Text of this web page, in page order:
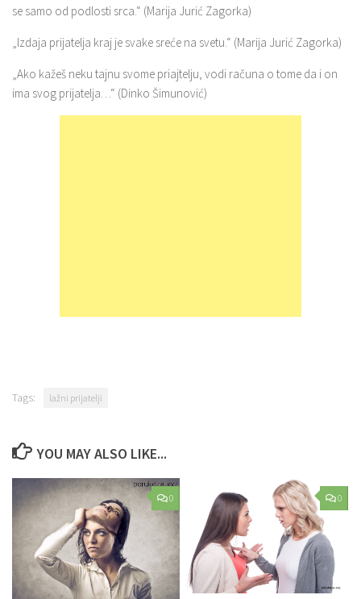
se samo od podlosti srca.“ (Marija Jurić Zagorka)
„Izdaja prijatelja kraj je svake sreće na svetu.“ (Marija Jurić Zagorka)
„Ako kažeš neku tajnu svome priajtelju, vodi računa o tome da i on
ima svog prijatelja…“ (Dinko Šimunović)
Tags: lažni prijatelji
YOU MAY ALSO LIKE...
0 0